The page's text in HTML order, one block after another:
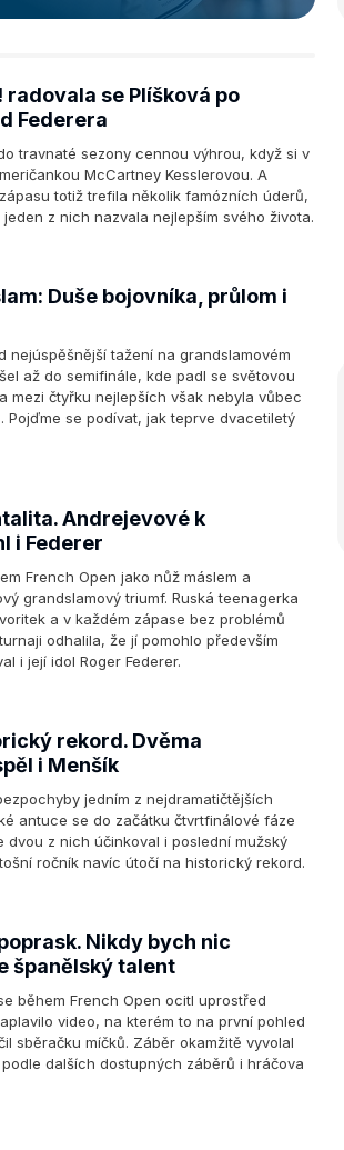
se Plíšková po
Federera
travnaté sezony cennou výhrou, když si v
McCartney Kesslerovou. A
totiž trefila několik famózních úderů,
z nich nazvala nejlepším svého života.
Duše bojovníka, průlom i
nejúspěšnější tažení na grandslamovém
až do semifinále, kde padl se světovou
mezi čtyřku nejlepších však nebyla vůbec
Pojďme se podívat, jak teprve dvacetiletý
Andrejevové k
i Federer
French Open jako nůž máslem a
grandslamový triumf. Ruská teenagerka
a v každém zápase bez problémů
odhalila, že jí pomohlo především
i její idol Roger Federer.
rekord. Dvěma
i Menšík
jedním z nejdramatičtějších
antuce se do začátku čtvrtfinálové fáze
dvou z nich účinkoval i poslední mužský
ročník navíc útočí na historický rekord.
Nikdy bych nic
španělský talent
během French Open ocitl uprostřed
video, na kterém to na první pohled
sběračku míčků. Záběr okamžitě vyvolal
dalších dostupných záběrů i hráčova